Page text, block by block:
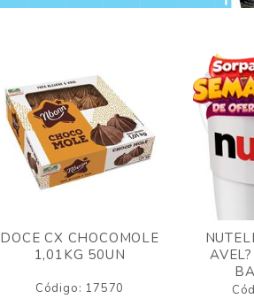
DOCE CX CHOCOMOLE
1,01KG 50UN
Código: 17570